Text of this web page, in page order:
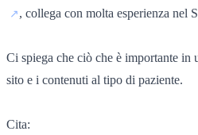
, collega con molta esperienza nel
Ci spiega che ciò che è importante in
sito e i contenuti al tipo di paziente.
Cita: